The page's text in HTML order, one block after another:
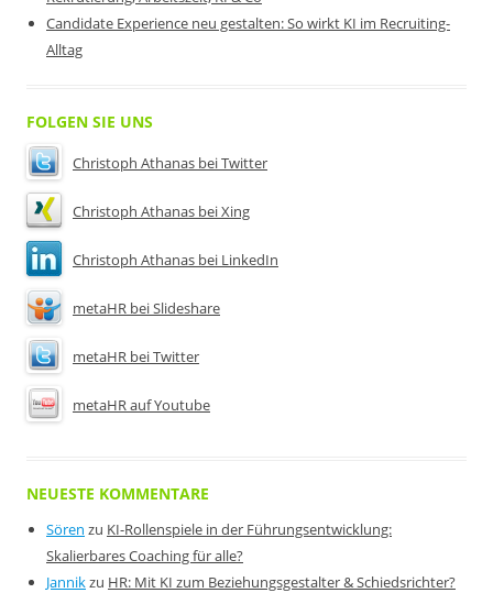
Candidate Experience neu gestalten: So wirkt KI im Recruiting-
Alltag
FOLGEN SIE UNS
Christoph Athanas bei Twitter
Christoph Athanas bei Xing
Christoph Athanas bei LinkedIn
metaHR bei Slideshare
metaHR bei Twitter
metaHR auf Youtube
NEUESTE KOMMENTARE
Sören zu KI-Rollenspiele in der Führungsentwicklung:
Skalierbares Coaching für alle?
Jannikzu HR: Mit KI zum Beziehungsgestalter & Schiedsrichter?